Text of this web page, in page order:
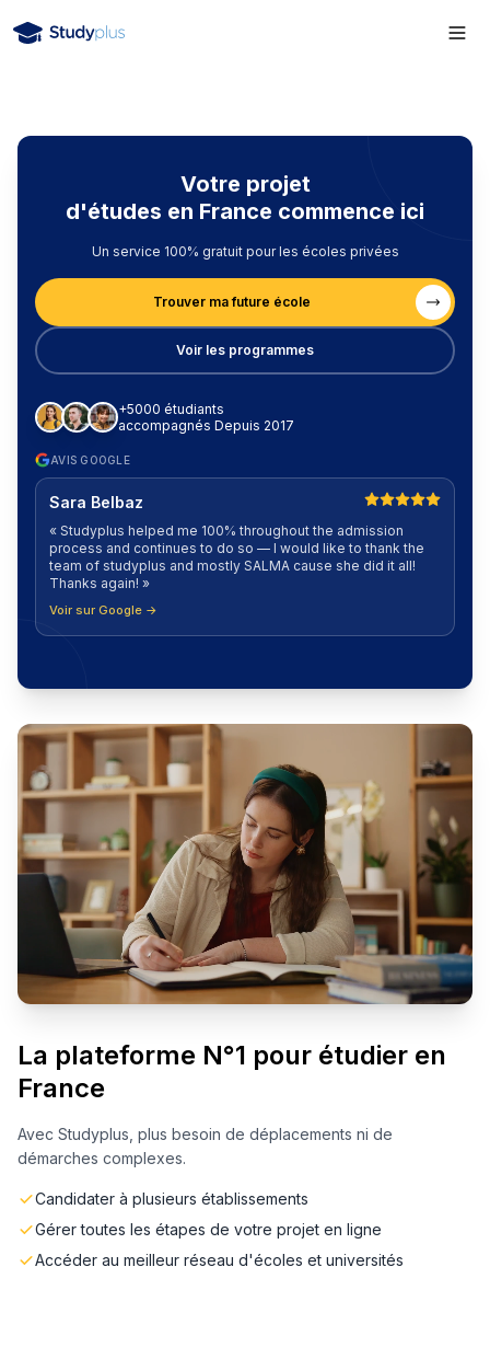
Votre projet
d'études en France commence ici
Un service 100% gratuit pour les écoles privées
Trouver ma future école
Voir les programmes
+5000 étudiants
accompagnés Depuis 2017
AVIS GOOGLE
Sara Belbaz
« Studyplus helped me 100% throughout the admission
process and continues to do so — I would like to thank the
team of studyplus and mostly SALMA cause she did it all!
Thanks again! »
Voir sur Google →
La plateforme N°1 pour étudier en
France
Avec Studyplus, plus besoin de déplacements ni de
démarches complexes.
Candidater à plusieurs établissements
Gérer toutes les étapes de votre projet en ligne
Accéder au meilleur réseau d'écoles et universités